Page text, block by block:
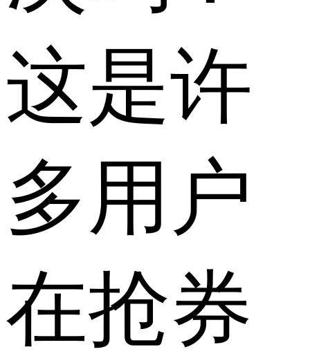
这是许
多用户
在抢券